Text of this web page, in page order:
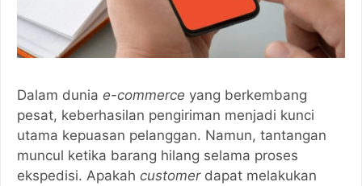
Dalam dunia e-commerce yang berkembang
pesat, keberhasilan pengiriman menjadi kunci
utama kepuasan pelanggan. Namun, tantangan
muncul ketika barang hilang selama proses
ekspedisi. Apakah customerdapat melakukan